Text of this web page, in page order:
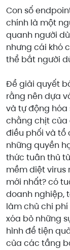
Con số
chính là một
quanh người
nhưng cái khó
thể bắt người
Để giải quyết
rằng nên dựa
và tự động hóa
chằng chịt của
điều phối và tổ
những quyền
thức tuân thủ
mềm diệt virus
mới nhất? có
doanh nghiệp,
làm chủ chi
xóa bỏ những
hình để tiện
của các tầng